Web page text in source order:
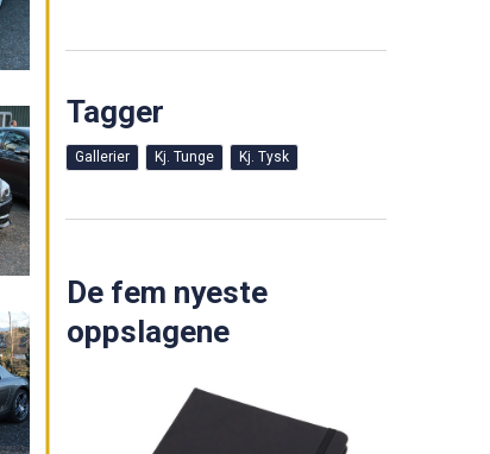
Tagger
Gallerier Kj. Tunge Kj. Tysk
De fem nyeste
oppslagene